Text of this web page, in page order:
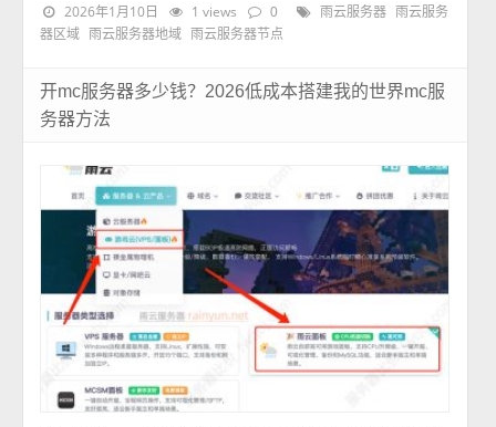
2026年1月10日 1 views 0 雨云服务器
雨云服务
器区域 雨云服务器地域 雨云服务器节点
开mc服务器多少钱？2026低成本搭建我的世界mc服
务器方法